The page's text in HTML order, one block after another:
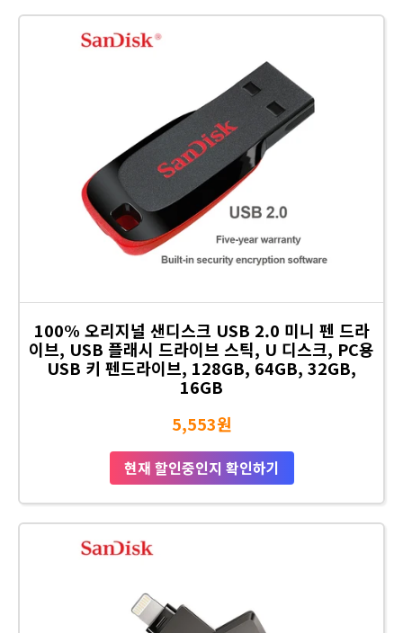
100% 오리지널 샌디스크 USB 2.0 미니 펜 드라
이브, USB 플래시 드라이브 스틱, U 디스크, PC용
USB 키 펜드라이브, 128GB, 64GB, 32GB,
16GB
5,553원
현재 할인중인지 확인하기